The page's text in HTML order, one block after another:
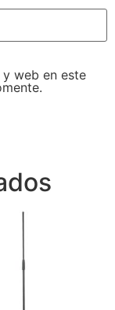
web en este